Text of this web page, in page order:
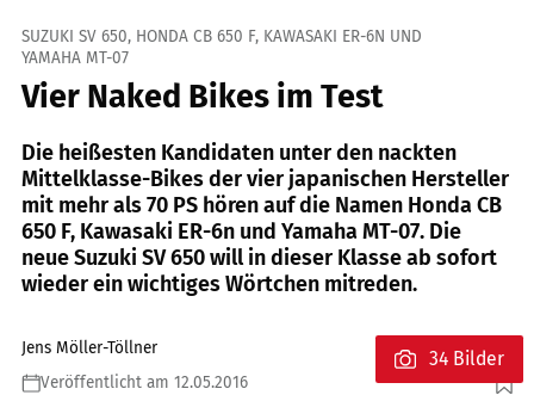
SUZUKI SV 650, HONDA CB 650 F, KAWASAKI ER-6N UND
YAMAHA MT-07
Vier Naked Bikes im Test
Die heißesten Kandidaten unter den nackten
Mittelklasse-Bikes der vier japanischen Hersteller
mit mehr als 70 PS hören auf die Namen Honda CB
650 F, Kawasaki ER-6n und Yamaha MT-07. Die
neue Suzuki SV 650 will in dieser Klasse ab sofort
wieder ein wichtiges Wörtchen mitreden.
Jens Möller-Töllner
Veröffentlicht am 12.05.2016
34 Bilder